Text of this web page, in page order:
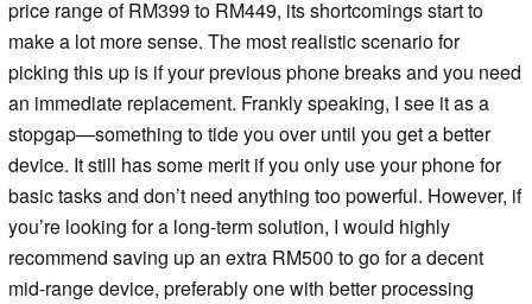
price range of RM399 to RM449, its shortcomings start to
make a lot more sense. The most realistic scenario for
picking this up is if your previous phone breaks and you need
an immediate replacement. Frankly speaking, I see it as a
stopgap—something to tide you over until you get a better
device. It still has some merit if you only use your phone for
basic tasks and don’t need anything too powerful. However, if
you’re looking for a long-term solution, I would highly
recommend saving up an extra RM500 to go for a decent
mid-range device, preferably one with better processing